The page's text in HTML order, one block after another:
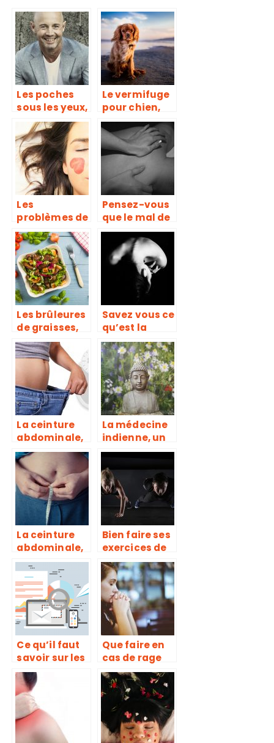
Les poches
sous les yeux,
une maladie
due à un
accumaltion
de graisse et
manque de
sommeil
Le vermifuge
pour chien,
qu’est ce que
c’est ?
Les
problèmes de
peau ont
guide de
conseil
Pensez-vous
que le mal de
dos est une
maladie qui
se soigne ou
une douleur
qui se calme ?
Les brûleures
de graisses,
de véritables
compléments
alimentaires
pour
déstockage
des graisses
Savez vous ce
qu’est la
cruralgie ?
La ceinture
abdominale,
pour
échapper aux
formes
disgracieuses
La médecine
indienne, un
vrai creuset
La ceinture
abdominale,
pour
échapper aux
formes
disgracieuses
Bien faire ses
exercices de
muscu, une
erreur trop
souvent
répétée
Ce qu’il faut
savoir sur les
pharmacies
en ligne
Que faire en
cas de rage
de dents?